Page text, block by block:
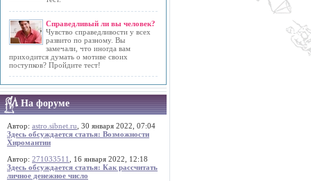
Справедливый ли вы человек?
Чувство справедливости у всех
развито по разному. Вы
замечали, что иногда вам
приходится думать о мотиве своих
поступков? Пройдите тест!
На форуме
Автор: astro.sibnet.ru , 30 января 2022, 07:04
Здесь обсуждается статья: Возможности
Хиромантии
Автор: 271033511
, 16 января 2022, 12:18
Здесь обсуждается статья: Как рассчитать
личное денежное число